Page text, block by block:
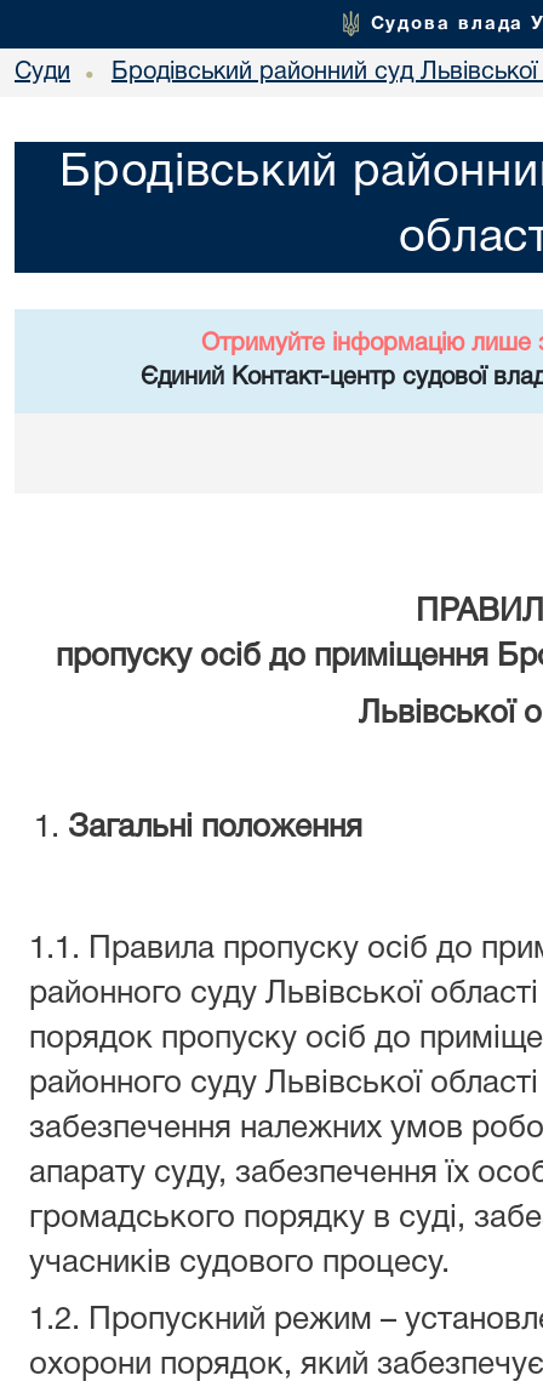
Судова влада
Суди • Бродівський районний суд Львівської
Бродівський
Отримуйте інформацію лише
Єдиний Контакт-центр судової
пропуску осіб до приміщення
Львівської
Загальні положення
1.1. Правила пропуску осіб до
районного суду Львівської
порядок пропуску осіб до
районного суду Львівської
забезпечення належних умов
апарату суду, забезпечення їх
громадського порядку в суді,
учасників судового процесу.
1.2. Пропускний режим –
охорони порядок, який